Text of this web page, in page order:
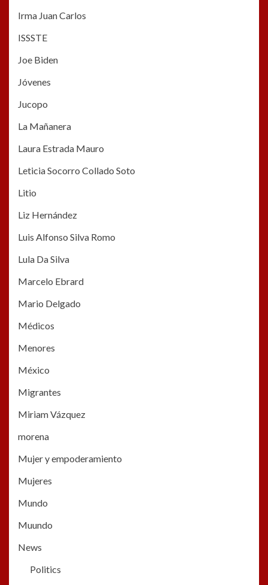
Irma Juan Carlos
ISSSTE
Joe Biden
Jóvenes
Jucopo
La Mañanera
Laura Estrada Mauro
Leticia Socorro Collado Soto
Litio
Liz Hernández
Luis Alfonso Silva Romo
Lula Da Silva
Marcelo Ebrard
Mario Delgado
Médicos
Menores
México
Migrantes
Miriam Vázquez
morena
Mujer y empoderamiento
Mujeres
Mundo
Muundo
News
Politics